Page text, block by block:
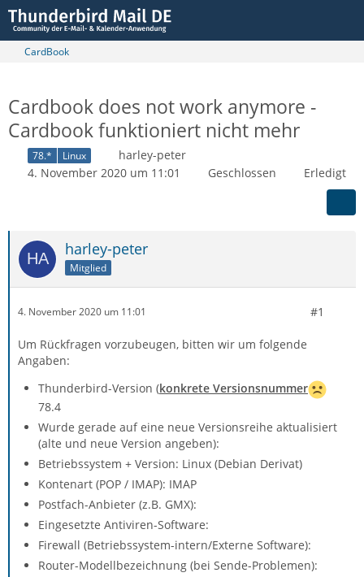
CardBook
Cardbook does not work anymore -
Cardbook funktioniert nicht mehr
78.* Linux
harley-peter
4. November 2020 um 11:01
Geschlossen Erledigt
harley-peter
Mitglied
4. November 2020 um 11:01 #1
Um Rückfragen vorzubeugen, bitten wir um folgende
Angaben:
Thunderbird-Version (konkrete Versionsnummer
78.4
Wurde gerade auf eine neue Versionsreihe aktualisiert
(alte und neue Version angeben):
Betriebssystem + Version: Linux (Debian Derivat)
Kontenart (POP / IMAP): IMAP
Postfach-Anbieter (z.B. GMX):
Eingesetzte Antiviren-Software:
Firewall (Betriebssystem-intern/Externe Software):
Router-Modellbezeichnung (bei Sende-Problemen):